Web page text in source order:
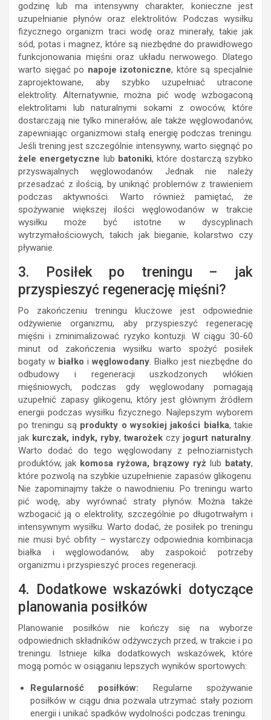
godzinę lub ma intensywny charakter, konieczne jest
uzupełnianie płynów oraz elektrolitów. Podczas wysiłku
fizycznego organizm traci wodę oraz minerały, takie jak
sód, potas i magnez, które są niezbędne do prawidłowego
funkcjonowania mięśni oraz układu nerwowego. Dlatego
warto sięgać po napoje izotoniczne, które są specjalnie
zaprojektowane, aby szybko uzupełniać utracone
elektrolity. Alternatywnie, można pić wodę wzbogaconą
elektrolitami lub naturalnymi sokami z owoców, które
dostarczają nie tylko minerałów, ale także węglowodanów,
zapewniając organizmowi stałą energię podczas treningu.
Jeśli trening jest szczególnie intensywny, warto sięgnąć po
żele energetyczne lub batoniki, które dostarczą szybko
przyswajalnych węglowodanów. Jednak nie należy
przesadzać z ilością, by uniknąć problemów z trawieniem
podczas aktywności. Warto również pamiętać, że
spożywanie większej ilości węglowodanów w trakcie
wysiłku może być istotne w dyscyplinach
wytrzymałościowych, takich jak bieganie, kolarstwo czy
pływanie.
3. Posiłek po treningu – jak
przyspieszyć regenerację mięśni?
Po zakończeniu treningu kluczowe jest odpowiednie
odżywienie organizmu, aby przyspieszyć regenerację
mięśni i zminimalizować ryzyko kontuzji. W ciągu 30-60
minut od zakończenia wysiłku warto spożyć posiłek
bogaty w białko iwęglowodany. Białko jest niezbędne do
odbudowy i regeneracji uszkodzonych włókien
mięśniowych, podczas gdy węglowodany pomagają
uzupełnić zapasy glikogenu, który jest głównym źródłem
energii podczas wysiłku fizycznego. Najlepszym wyborem
po treningu są produkty o wysokiej jakości białka, takie
jak kurczak, indyk, ryby,twarożek czy jogurt naturalny.
Warto dodać do tego węglowodany z pełnoziarnistych
produktów, jak komosa ryżowa, brązowy ryż lub bataty,
które pozwolą na szybkie uzupełnienie zapasów glikogenu.
Nie zapominajmy także o nawodnieniu. Po treningu warto
pić wodę, aby wyrównać straty płynów. Można także
wzbogacić ją o elektrolity, szczególnie po długotrwałym i
intensywnym wysiłku. Warto dodać, że posiłek po treningu
nie musi być obfity – wystarczy odpowiednia kombinacja
białka i węglowodanów, aby zaspokoić potrzeby
organizmu i przyspieszyć proces regeneracji.
4. Dodatkowe wskazówki dotyczące
planowania posiłków
Planowanie posiłków nie kończy się na wyborze
odpowiednich składników odżywczych przed, w trakcie i po
treningu. Istnieje kilka dodatkowych wskazówek, które
mogą pomóc w osiąganiu lepszych wyników sportowych:
Regularność posiłków: Regularne spożywanie
posiłków w ciągu dnia pozwala utrzymać stały poziom
energii i unikać spadków wydolności podczas treningu.